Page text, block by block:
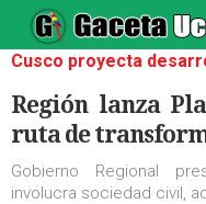
Cusco proyecta
Región lanza
ruta de
Gobierno Regional
involucra sociedad civil,